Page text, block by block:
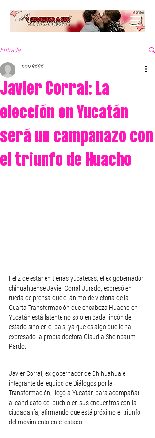
Entrada
Javier Corral: La
elección en Yucatán
será un campanazo con
el triunfo de Huacho
hola9686
Feliz de estar en tierras yucatecas, el ex gobernador
chihuahuense Javier Corral Jurado, expresó en
rueda de prensa que el ánimo de victoria de la
Cuarta Transformación que encabeza Huacho en
Yucatán está latente no sólo en cada rincón del
estado sino en el país, ya que es algo que le ha
expresado la propia doctora Claudia Sheinbaum
Pardo.
Javier Corral, ex gobernador de Chihuahua e
integrante del equipo de Diálogos por la
Transformación, llegó a Yucatán para acompañar
al candidato del pueblo en sus encuentros con la
ciudadanía, afirmando que está próximo el triunfo
del movimiento en el estado.